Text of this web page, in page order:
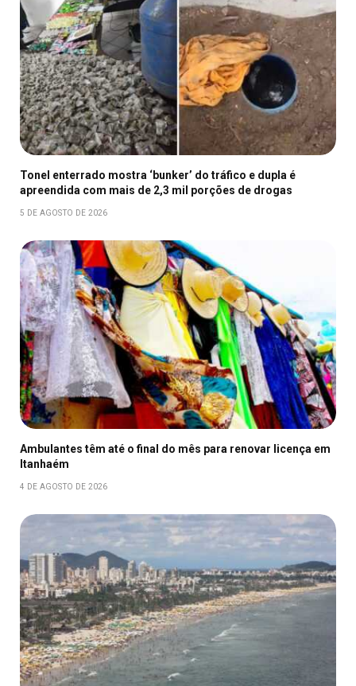
Tonel enterrado mostra ‘bunker’ do tráfico e dupla é
apreendida com mais de 2,3 mil porções de drogas
5 DE AGOSTO DE 2026
Ambulantes têm até o final do mês para renovar licença em
Itanhaém
4 DE AGOSTO DE 2026